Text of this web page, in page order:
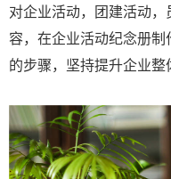
对企业活动，团建活动
容，在企业活动纪念册
的步骤，坚持提升企业整